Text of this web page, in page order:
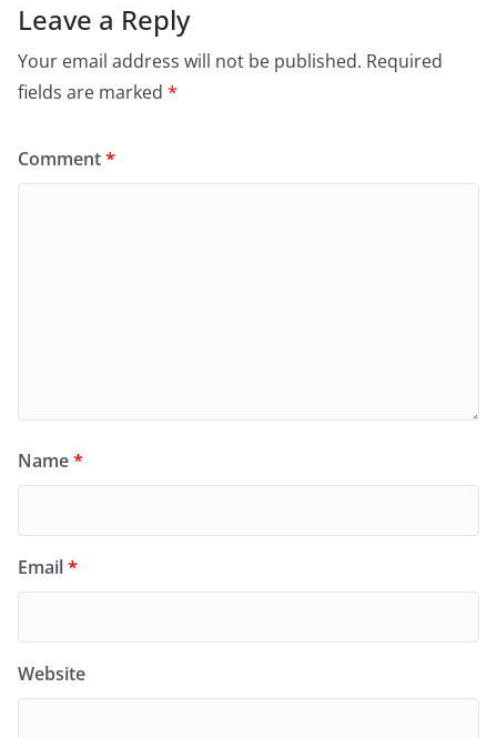
Leave a Reply
Your email address will not be published. Required
fields are marked *
Comment*
Name*
Email*
Website